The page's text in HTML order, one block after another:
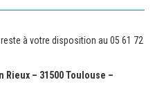
à votre disposition au 05 61 72
Rieux – 31500 Toulouse –